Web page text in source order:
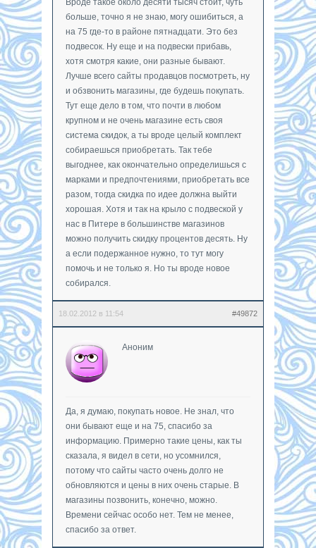
больше, точно я не знаю, могу ошибиться, а
на 75 где-то в районе пятнадцати. Это без
подвесок. Ну еще и на подвески прибавь,
хотя смотря какие, они разные бывают.
Лучше всего сайты продавцов посмотреть, ну
и обзвонить магазины, где будешь покупать.
Тут еще дело в том, что почти в любом
крупном и не очень магазине есть своя
система скидок, а ты вроде целый комплект
собираешься приобретать. Так тебе
выгоднее, как окончательно определишься с
марками и предпочтениями, приобретать все
разом, тогда скидка по идее должна выйти
хорошая. Хотя и так на крыло с подвеской у
нас в Питере в большинстве магазинов
можно получить скидку процентов десять. Ну
а если подержанное нужно, то тут могу
помочь и не только я. Но ты вроде новое
собирался.
18.02.2012 в 11:54 #49872
Аноним
Да, я думаю, покупать новое. Не знал, что
они бывают еще и на 75, спасибо за
информацию. Примерно такие цены, как ты
сказала, я видел в сети, но усомнился,
потому что сайты часто очень долго не
обновляются и цены в них очень старые. В
магазины позвонить, конечно, можно.
Времени сейчас особо нет. Тем не менее,
спасибо за ответ.